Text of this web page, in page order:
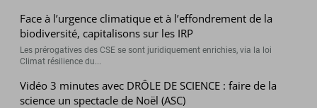
Face à l’urgence climatique et à l’effondrement de la
biodiversité, capitalisons sur les IRP
Les prérogatives des CSE se sont juridiquement enrichies, via la loi
Climat résilience du...
Vidéo 3 minutes avec DRÔLE DE SCIENCE : faire de la
science un spectacle de Noël (ASC)